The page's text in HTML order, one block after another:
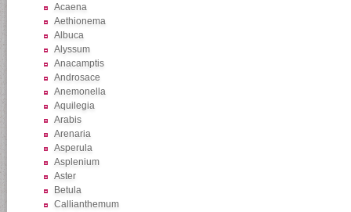
Acaena
Aethionema
Albuca
Alyssum
Anacamptis
Androsace
Anemonella
Aquilegia
Arabis
Arenaria
Asperula
Asplenium
Aster
Betula
Callianthemum